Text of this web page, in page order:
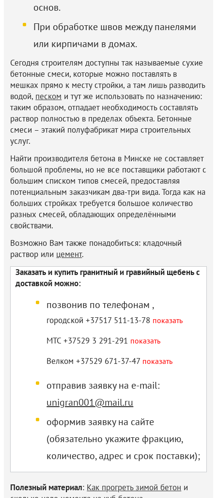
основ.
При обработке швов между панелями
или кирпичами в домах.
Сегодня строителям доступны так называемые сухие
бетонные смеси, которые можно поставлять в
мешках прямо к месту стройки, а там лишь разводить
водой, песком и тут же использовать по назначению:
таким образом, отпадает необходимость составлять
раствор полностью в пределах объекта. Бетонные
смеси – этакий полуфабрикат мира строительных
услуг.
Найти производителя бетона в Минске не составляет
большой проблемы, но не все поставщики работают с
большим списком типов смесей, предоставляя
потенциальным заказчикам два-три вида. Тогда как на
больших стройках требуется большое количество
разных смесей, обладающих определёнными
свойствами.
Возможно Вам также понадобиться: кладочный
раствор или цемент.
Заказать и купить гранитный и гравийный щебень с
доставкой можно:
позвонив по телефонам ,
городской +37517 511-13-78 показать
МТС +37529 3 291-291 показать
Велком +37529 671-37-47 показать
отправив заявку на e-mail:
unigran001@mail.ru
оформив заявку на сайте
(обязательно укажите фракцию,
количество, адрес и срок поставки);
Полезный материал: Как прогреть зимой бетон и